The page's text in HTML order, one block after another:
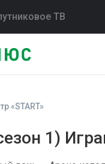
ТВ
«START»
1)